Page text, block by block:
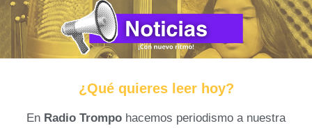
¿Qué quieres leer hoy?
En Radio Trompo hacemos periodismo a nuestra